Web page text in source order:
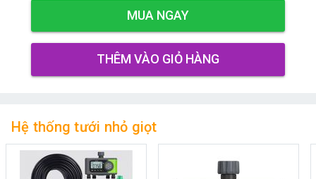
MUA NGAY
THÊM VÀO GIỎ HÀNG
Hệ thống tưới nhỏ giọt